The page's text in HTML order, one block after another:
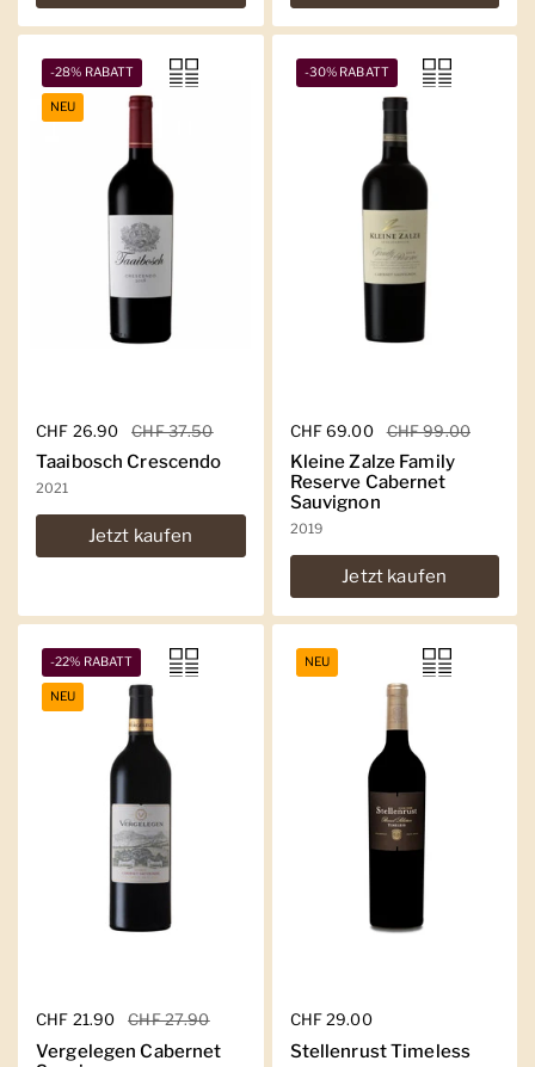
Regulärer Preis
CHF 26.90 Sale-Preis
CHF 37.50
Taaibosch Crescendo
2021
Jetzt kaufen
-28% RABATT
NEU
Regulärer Preis
CHF 69.00 Sale-Preis
CHF 99.00
Kleine Zalze Family
Reserve Cabernet
Sauvignon
2019
Jetzt kaufen
-30% RABATT
Regulärer Preis
CHF 21.90 Sale-Preis
CHF 27.90
Vergelegen Cabernet
-22% RABATT
NEU
Regulärer Preis
CHF 29.00
Stellenrust Timeless
NEU